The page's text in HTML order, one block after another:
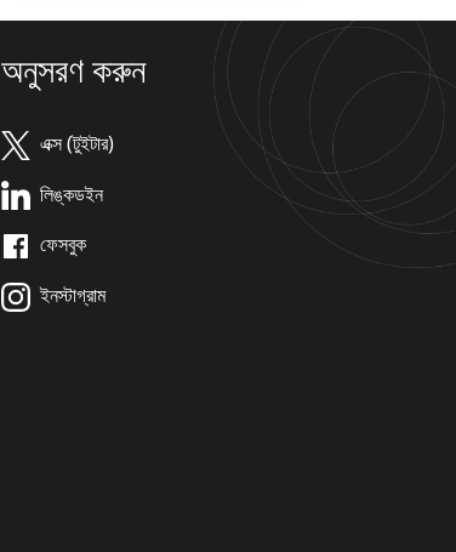
অনুসরণ করুন
এক্স (টুইটার)
লিঙ্কডইন
ফেসবুক
ইনস্টাগ্রাম